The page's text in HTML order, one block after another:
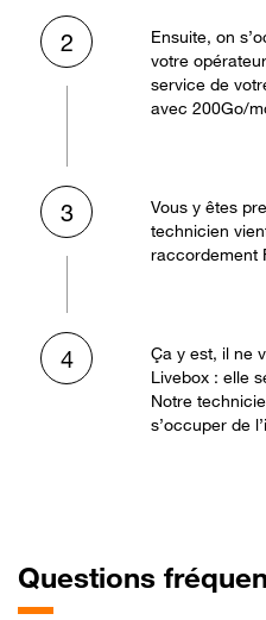
2
Ensuite, on
votre
service de
avec 200Go/
3
Vous y êtes
technicien
raccordement
4
Ça y est, il ne
Livebox : elle
Notre
s’occuper de
Questions